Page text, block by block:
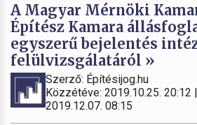
A Magyar Mérnöki
Építész Kamara
egyszerű bejelentés
felülvizsgálatáról »
Szerző: Építésijog.hu
Közzétéve: 2019.10.25.
2019.12.07. 08:15